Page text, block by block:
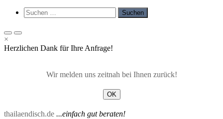
Such-
Formular
Suchen
nach:
Primäres
Menü
für
Primäres
Menü
für
×
Herzlichen Dank für Ihre Anfrage!
Wir melden uns zeitnah bei Ihnen zurück!
OK
thailaendisch.de ...einfach gut beraten!